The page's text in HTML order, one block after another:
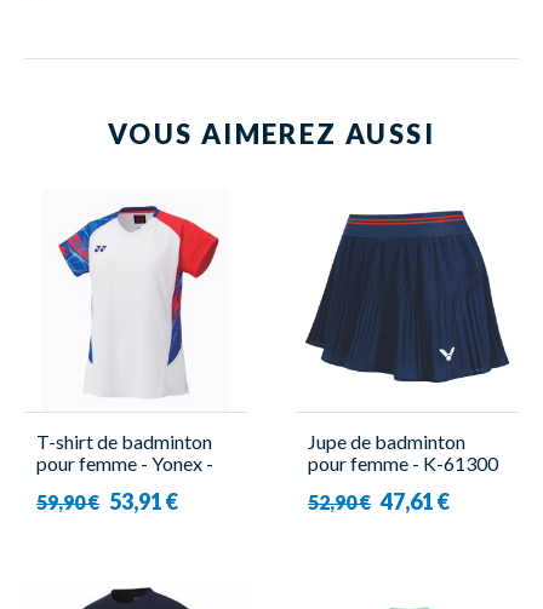
VOUS AIMEREZ AUSSI
T-shirt de badminton
pour femme - Yonex -
59,90 € 53,91 €
Jupe de badminton
pour femme - K-61300
52,90 € 47,61 €